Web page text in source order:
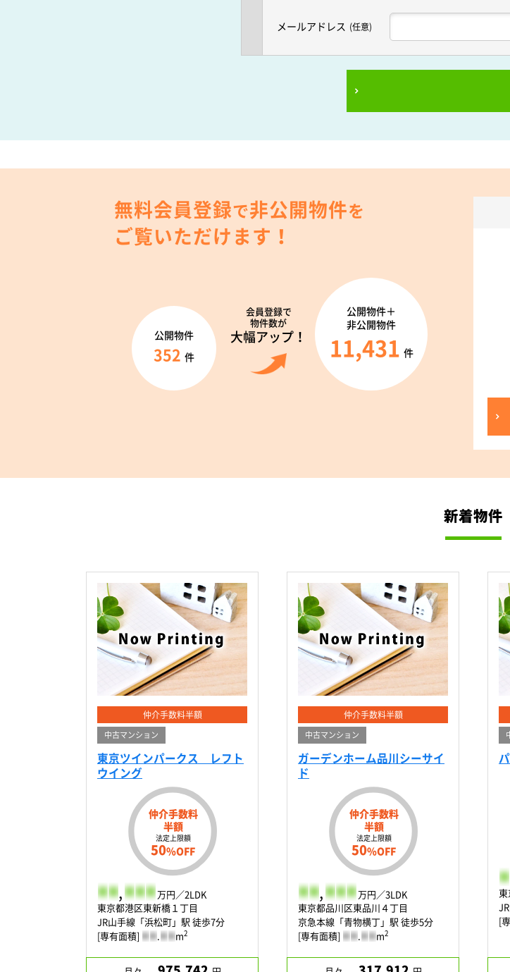
メールアドレス (任意)
無料会員登録で非公開物件を
ご覧いただけます！
会員登録で
物件数が
大幅アップ！
公開物件
352 件
公開物件＋
非公開物件
11,431 件
新着物件
仲介手数料半額
中古マンション
東京ツインパークス レフト
ウイング
仲介手数料
半額
法定上限額
50%OFF
- - ,- - - 万円／2LDK
東京都港区東新橋１丁目
JR山手線「浜松町」駅 徒歩7分
[専有面積] - - .- - m2
仲介手数料半額
中古マンション
ガーデンホーム品川シーサイ
ド
仲介手数料
半額
法定上限額
50%OFF
- - ,- - - 万円／3LDK
東京都品川区東品川４丁目
京急本線「青物横丁」駅 徒歩5分
[専有面積] - - .- - m2
-
[